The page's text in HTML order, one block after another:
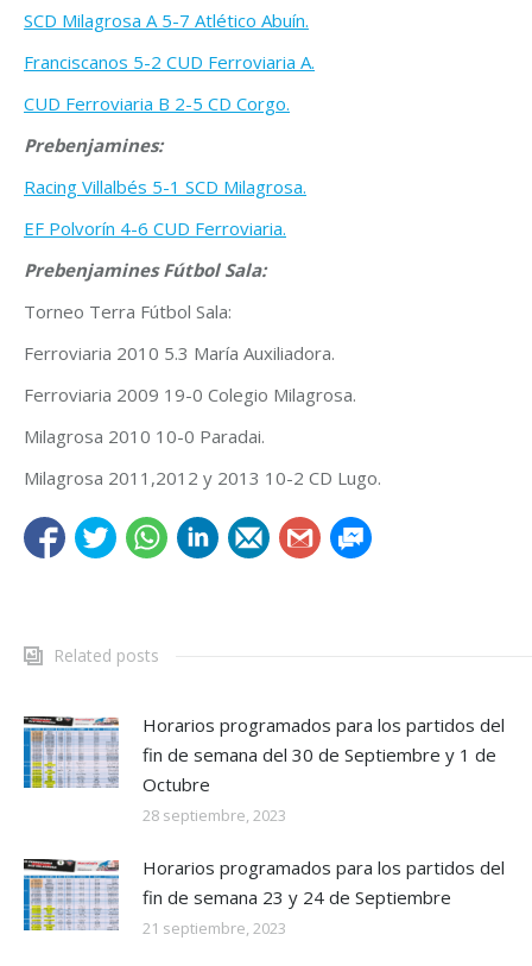
SCD Milagrosa A 5-7 Atlético Abuín.
Franciscanos 5-2 CUD Ferroviaria A.
CUD Ferroviaria B 2-5 CD Corgo.
Prebenjamines:
Racing Villalbés 5-1 SCD Milagrosa.
EF Polvorín 4-6 CUD Ferroviaria.
Prebenjamines Fútbol Sala:
Torneo Terra Fútbol Sala:
Ferroviaria 2010 5.3 María Auxiliadora.
Ferroviaria 2009 19-0 Colegio Milagrosa.
Milagrosa 2010 10-0 Paradai.
Milagrosa 2011,2012 y 2013 10-2 CD Lugo.
Related posts
Horarios programados para los partidos del
fin de semana del 30 de Septiembre y 1 de
Octubre
28 septiembre, 2023
Horarios programados para los partidos del
fin de semana 23 y 24 de Septiembre
21 septiembre, 2023